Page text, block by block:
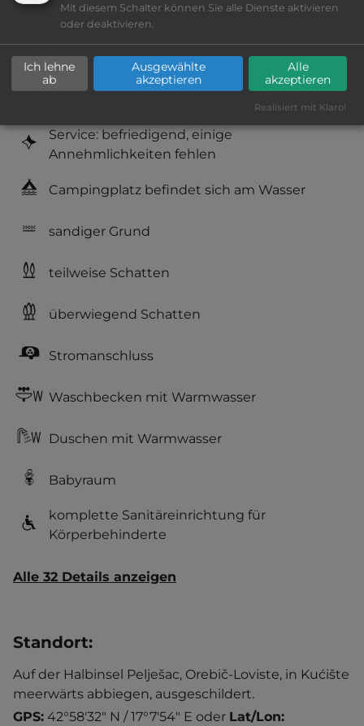
Platzeinrichtung: befriedigend
Geräuschkulisse: überwiegend ruhig
Service: befriedigend, einige
Annehmlichkeiten fehlen
Campingplatz befindet sich am Wasser
sandiger Grund
teilweise Schatten
überwiegend Schatten
Stromanschluss
Waschbecken mit Warmwasser
Duschen mit Warmwasser
Babyraum
komplette Sanitäreinrichtung für
Körperbehinderte
Alle 32 Details anzeigen
Standort:
Auf der Halbinsel Pelješac, Orebič-Loviste, in Kućište
meerwärts abbiegen, ausgeschildert.
GPS: 42°58'32" N / 17°7'54" E oder Lat/Lon:
Mit diesem Schalter können Sie alle Dienste aktivieren
oder deaktivieren.
Ich lehne
ab
Ausgewählte
akzeptieren
Alle
akzeptieren
Realisiert mit Klaro!